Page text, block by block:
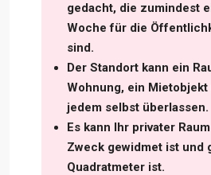
gedacht, die zumindest
Woche für die
sind.
Der Standort kann ein
Wohnung, ein Mietobjekt
jedem selbst überlassen.
Es kann Ihr privater
Zweck gewidmet ist und
Quadratmeter ist.